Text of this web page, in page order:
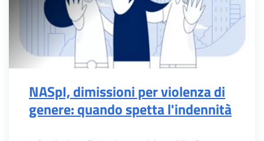
NASpI, dimissioni per violenza di
genere: quando spetta l'indennità